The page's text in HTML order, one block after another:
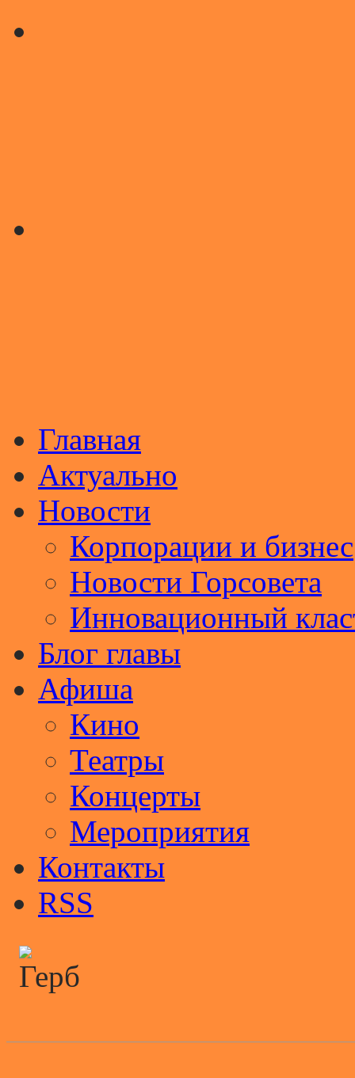
Главная
Актуально
Новости
Корпорации и бизнес
Новости Горсовета
Инновационный
Блог главы
Афиша
Кино
Театры
Концерты
Мероприятия
Контакты
RSS